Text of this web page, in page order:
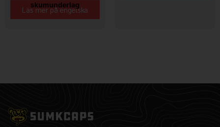
skumunderlag
Läs mer på engelska